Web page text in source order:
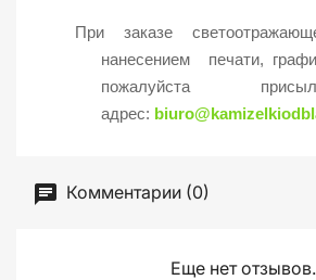
При заказе
нанесением печати,
пожалуйста
адрес:
Комментарии (0)
Еще нет отзывов.